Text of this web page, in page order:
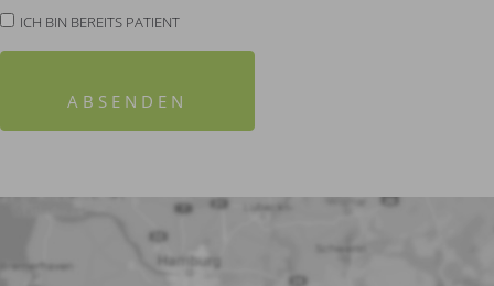
ICH BIN BEREITS PATIENT
ABSENDEN